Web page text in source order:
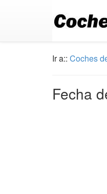
Ir a:: Coches
Fecha